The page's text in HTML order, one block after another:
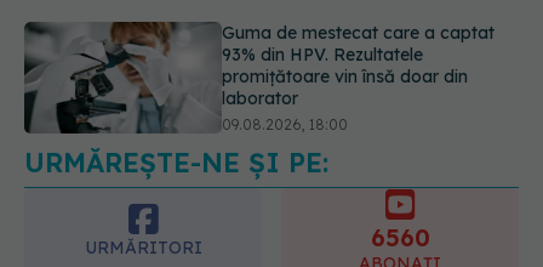
Guma de mestecat care a captat
93% din HPV. Rezultatele
promițătoare vin însă doar din
laborator
09.08.2026, 18:00
Nu trebuie să mănânci mai puțin ca
să slăbești? Dieta care reduce cu
30% „energia” din fiecare gram de
URMĂREȘTE-NE ȘI PE:
URMĂRITORI 6560